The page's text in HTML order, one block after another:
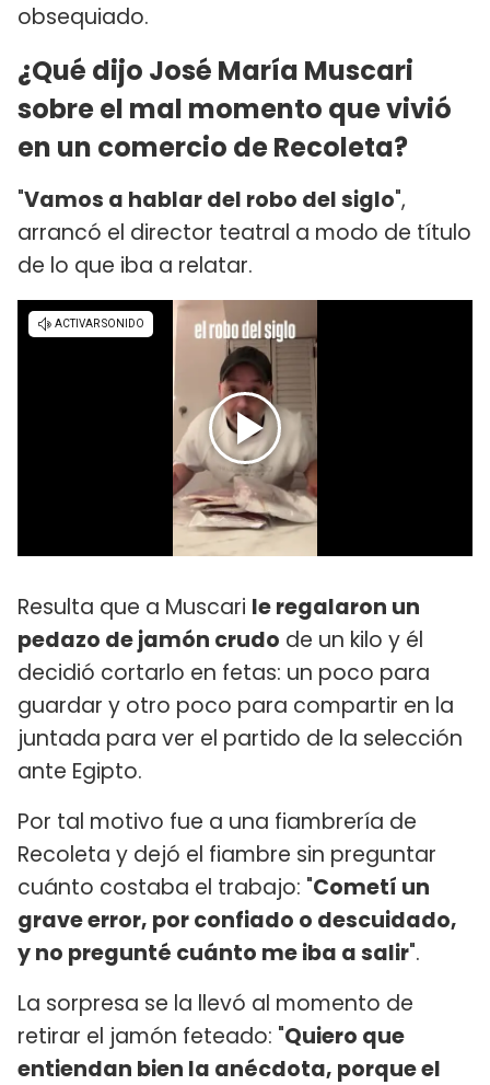
obsequiado.
¿Qué dijo José María Muscari
sobre el mal momento que vivió
en un comercio de Recoleta?
"Vamos a hablar del robo del siglo",
arrancó el director teatral a modo de título
de lo que iba a relatar.
Resulta que a Muscari le regalaron un
pedazo de jamón crudo de un kilo y él
decidió cortarlo en fetas: un poco para
guardar y otro poco para compartir en la
juntada para ver el partido de la selección
ante Egipto.
Por tal motivo fue a una fiambrería de
Recoleta y dejó el fiambre sin preguntar
cuánto costaba el trabajo: "Cometí un
grave error, por confiado o descuidado,
y no pregunté cuánto me iba a salir".
La sorpresa se la llevó al momento de
retirar el jamón feteado: "Quiero que
entiendan bien la anécdota, porque el